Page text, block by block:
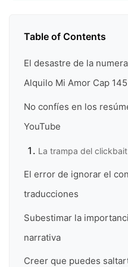
Table of Contents
El desastre de la
Alquilo Mi Amor Cap 145
No confíes en los
YouTube
La trampa del
El error de ignorar el
traducciones
Subestimar la
narrativa
Creer que puedes